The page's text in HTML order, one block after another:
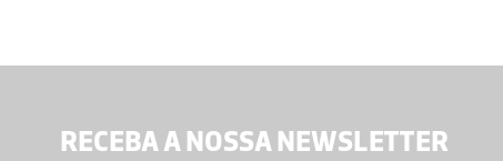
RECEBA A NOSSA NEWSLETTER